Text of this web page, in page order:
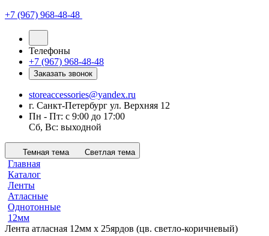
+7 (967) 968-48-48
Телефоны
+7 (967) 968-48-48
Заказать звонок
storeaccessories@yandex.ru
г. Санкт-Петербург ул. Верхняя 12
Пн - Пт: с 9:00 до 17:00
Сб, Вс: выходной
Темная тема Светлая тема
Главная
Каталог
Ленты
Атласные
Однотонные
12мм
Лента атласная 12мм х 25ярдов (цв. светло-коричневый)